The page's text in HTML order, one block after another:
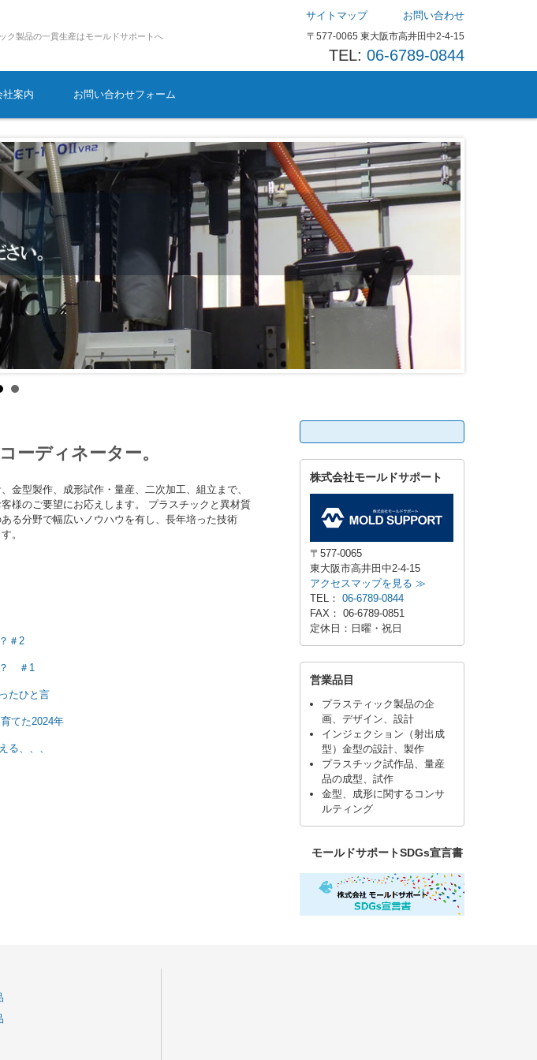
ク製品の一貫生産はモールドサポートへ
サイトマップ お問い合わせ
〒577-0065 東大阪市高井田中2-4-15
TEL: 06-6789-0844
社案内 お問い合わせフォーム
ーディネーター。
金型製作、成形試作・量産、二次加工、組立まで、
様のご要望にお応えします。 プラスチックと異材質
る分野で幅広いノウハウを有し、長年培った技術
。
＃2
？ ＃1
たひと言
てた2024年
、、、
検索:
株式会社モールドサポート
〒577-0065
東大阪市高井田中2-4-15
アクセスマップを見る ≫
TEL：06-6789-0844
FAX： 06-6789-0851
定休日：日曜・祝日
営業品目
プラスティック製品の企
画、デザイン、設計
インジェクション（射出成
型）金型の設計、製作
プラスチック試作品、量産
品の成型、試作
金型、成形に関するコンサ
ルティング
モールドサポートSDGs宣言書